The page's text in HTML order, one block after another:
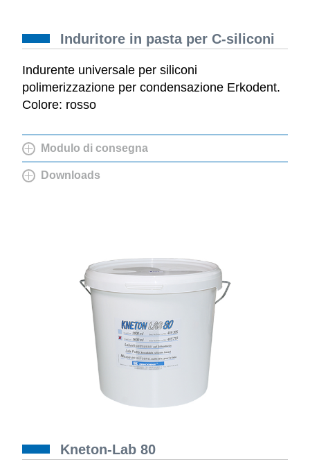
Induritore in pasta per C-siliconi
Indurente universale per siliconi
polimerizzazione per condensazione Erkodent.
Colore: rosso
Modulo di consegna
Downloads
Kneton-Lab 80